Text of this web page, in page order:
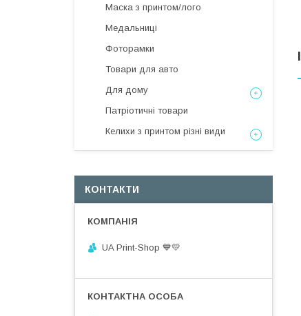
Маска з принтом/лого
Медальниці
Фоторамки
Товари для авто
Для дому
Патріотичні товари
Келихи з принтом різні види
КОНТАКТИ
UA Print-Shop ​💙💛